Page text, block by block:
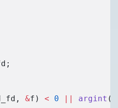
&f) < 0 argint (